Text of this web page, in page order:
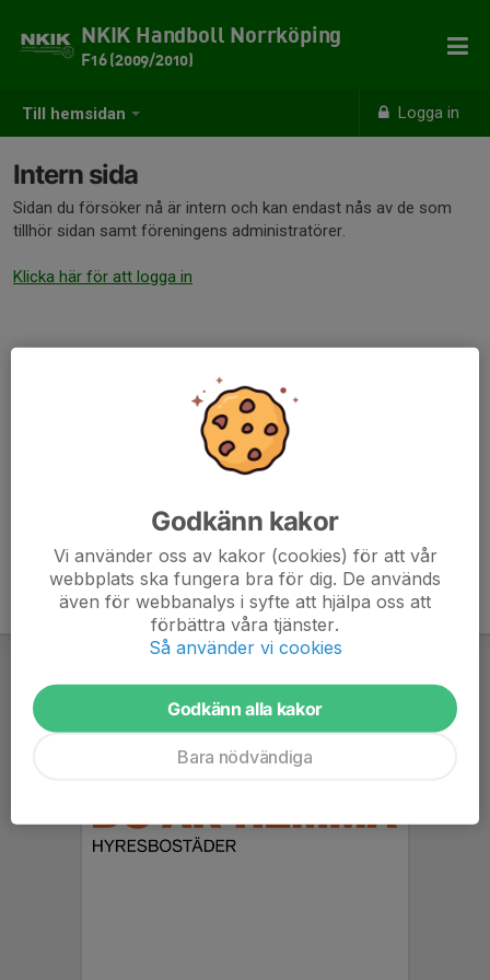
Till hemsidan Logga in
NKIK Handboll Norrköping
F16 (2009/2010)
Intern sida
Sidan du försöker nå är intern och kan endast nås av de som
tillhör sidan samt föreningens administratörer.
Klicka här för att logga in
Godkänn kakor
Vi använder oss av kakor (cookies) för att vår
webbplats ska fungera bra för dig. De används
även för webbanalys i syfte att hjälpa oss att
förbättra våra tjänster.
Så använder vi cookies
Godkänn alla kakor
Bara nödvändiga